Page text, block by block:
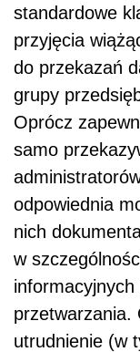
standardowe
przyjęcia
do przekazań
grupy
Oprócz
samo
odpowiednia
nich
w
przetwarzania.
utrudnienie (w